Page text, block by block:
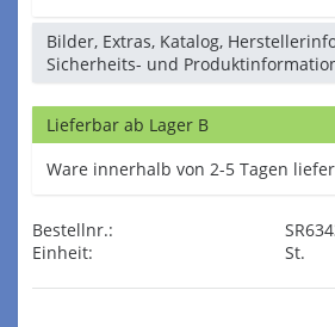
Bilder, Extras, Katalog,
Sicherheits- und
Lieferbar ab Lager B
Ware innerhalb von 2-5 Tagen
Bestellnr.:
Einheit:
St.